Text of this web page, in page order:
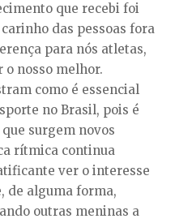
que recebi foi
das pessoas fora
para nós atletas,
o nosso melhor.
como é essencial
no Brasil, pois é
surgem novos
rítmica continua
ver o interesse
de alguma forma,
outras meninas a